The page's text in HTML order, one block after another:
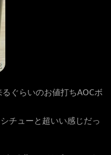
ぐらいのお値打ちAOCボ
チューと超いい感じだっ